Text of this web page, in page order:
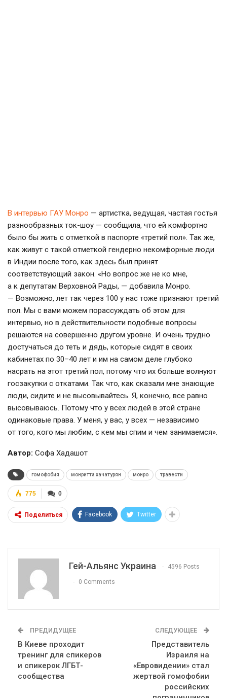
В интервью ГАУ Монро — артистка, ведущая, частая гостья
разнообразных ток-шоу — сообщила, что ей комфортно
было бы жить с отметкой в паспорте «третий пол». Так же,
как живут с такой отметкой гендерно некомфорные люди
в Индии после того, как здесь был принят
соответствующий закон. «Но вопрос же не ко мне,
а к депутатам Верховной Рады, — добавила Монро.
— Возможно, лет так через 100 у нас тоже признают третий
пол. Мы с вами можем порассуждать об этом для
интервью, но в действительности подобные вопросы
решаются на совершенно другом уровне. И очень трудно
достучаться до теть и дядь, которые сидят в своих
кабинетах по 30–40 лет и им на самом деле глубоко
насрать на этот третий пол, потому что их больше волнуют
госзакупки с откатами. Так что, как сказали мне знающие
люди, сидите и не высовывайтесь. Я, конечно, все равно
высовываюсь. Потому что у всех людей в этой стране
одинаковые права. У меня, у вас, у всех — независимо
от того, кого мы любим, с кем мы спим и чем занимаемся».
Автор: Софа Хадашот
гомофобия монритта хачатурян монро травести
0
775
Поделиться Facebook Twitter
Гей-Альянс Украина 4596 Posts
0 Comments
ПРЕДИДУЩЕЕ
В Киеве проходит
тренинг для спикеров
и спикерок ЛГБТ-
сообщества
СЛЕДУЮЩЕЕ
Представитель
Израиля на
«Евровидении» стал
жертвой гомофобии
российских